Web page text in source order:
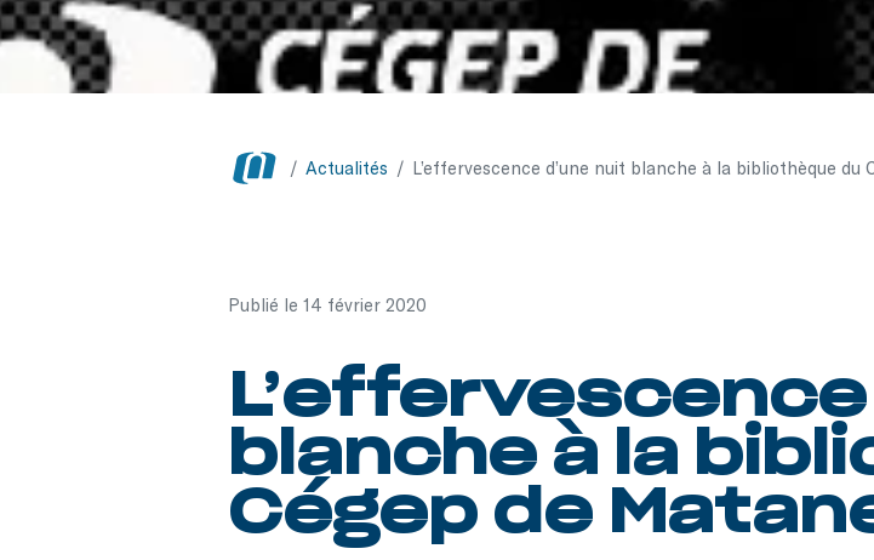
/ Actualités / L’effervescence d’une nuit blanche à la bibliothèque du
Publié le 14 février 2020
L’effervescence
blanche à la
Cégep de